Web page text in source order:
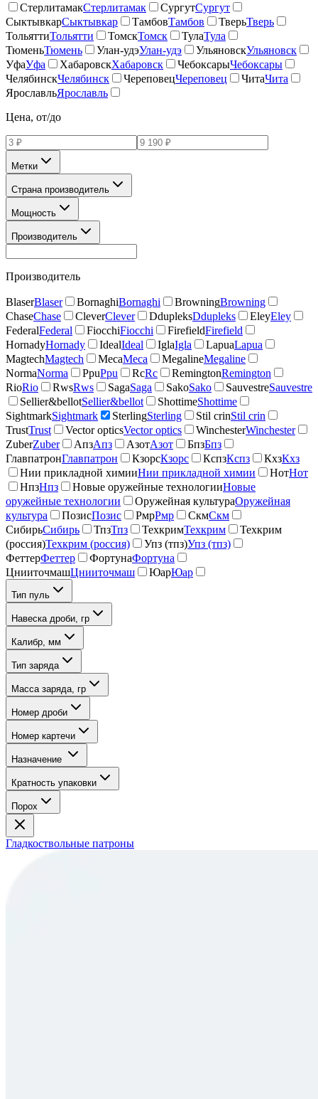
СтерлитамакСтерлитамак СургутСургут
СыктывкарСыктывкар ТамбовТамбов ТверьТверь
ТольяттиТольятти ТомскТомск ТулаТула
ТюменьТюмень Улан-удэУлан-удэ УльяновскУльяновск
УфаУфа ХабаровскХабаровск ЧебоксарыЧебоксары
ЧелябинскЧелябинск ЧереповецЧереповец ЧитаЧита
ЯрославльЯрославль
Цена, от/до
Метки
Страна производитель
Мощность
Производитель
Производитель
BlaserBlaser BornaghiBornaghi BrowningBrowning
ChaseChase CleverClever DdupleksDdupleks EleyEley
FederalFederal FiocchiFiocchi FirefieldFirefield
HornadyHornady IdealIdeal IglaIgla LapuaLapua
MagtechMagtech MecaMeca MegalineMegaline
NormaNorma PpuPpu RcRc RemingtonRemington
RioRio RwsRws SagaSaga SakoSako SauvestreSauvestre
Sellier&bellotSellier&bellot ShottimeShottime
SightmarkSightmark SterlingSterling Stil crinStil crin
TrustTrust Vector opticsVector optics WinchesterWinchester
ZuberZuber АпзАпз АзотАзот БпзБпз
ГлавпатронГлавпатрон КзорсКзорс КспзКспз КхзКхз
Нии прикладной химииНии прикладной химии НотНот
НпзНпз Новые оружейные технологииНовые
оружейные технологии
Оружейная культураОружейная
культура
ПозисПозис РмрРмр СкмСкм
СибирьСибирь ТпзТпз ТехкримТехкрим
Техкрим
(россия)Техкрим (россия) Упз (тпз)Упз (тпз)
ФеттерФеттер ФортунаФортуна
ЦнииточмашЦнииточмаш ЮарЮар
Тип пуль
Навеска дроби, гр
Калибр, мм
Тип заряда
Масса заряда, гр
Номер дроби
Номер картечи
Назначение
Кратность упаковки
Порох
Гладкоствольные патроны